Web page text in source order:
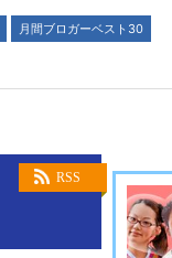
月間ブロガーベスト30
RSS